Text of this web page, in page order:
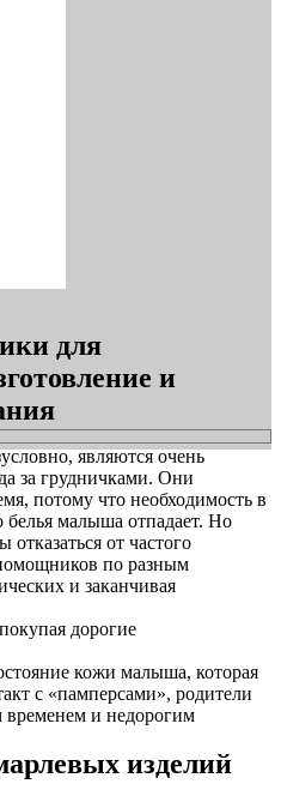
для
и
являются очень
за грудничками. Они
потому что необходимость в
белья малыша отпадает. Но
от частого
по разным
и заканчивая
дорогие
кожи малыша, которая
с «памперсами», родители
и недорогим
изделий